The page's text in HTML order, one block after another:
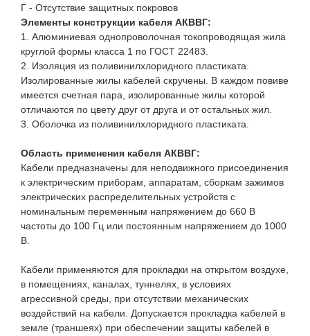
Г - Отсутствие защитных покровов
Элементы конструкции кабеля АКВВГ:
1. Алюминиевая однопроволочная токопроводящая жила
круглой формы класса 1 по ГОСТ 22483.
2. Изоляция из поливинилхлоридного пластиката.
Изолированные жилы кабелей скручены. В каждом повиве
имеется счетная пара, изолированные жилы которой
отличаются по цвету друг от друга и от остальных жил.
3. Оболочка из поливинилхлоридного пластиката.
Область применения кабеля АКВВГ:
Кабели предназначены для неподвижного присоединения
к электрическим приборам, аппаратам, сборкам зажимов
электрических распределительных устройств с
номинальным переменным напряжением до 660 В
частоты до 100 Гц или постоянным напряжением до 1000
В.
Кабели применяются для прокладки на открытом воздухе,
в помещениях, каналах, туннелях, в условиях
агрессивной среды, при отсутствии механических
воздействий на кабели. Допускается прокладка кабелей в
земле (траншеях) при обеспечении защиты кабелей в